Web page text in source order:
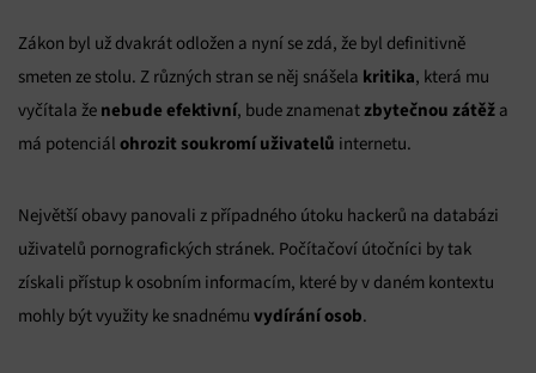
Zákon byl už dvakrát odložen a nyní se zdá, že byl definitivně
smeten ze stolu. Z různých stran se něj snášela kritika, která mu
vyčítala že nebude efektivní, bude znamenatzbytečnou zátěž a
má potenciál ohrozit soukromí uživatelů internetu.
Největší obavy panovali z případného útoku hackerů na databázi
uživatelů pornografických stránek. Počítačoví útočníci by tak
získali přístup k osobním informacím, které by v daném kontextu
mohly být využity ke snadnému vydírání osob.